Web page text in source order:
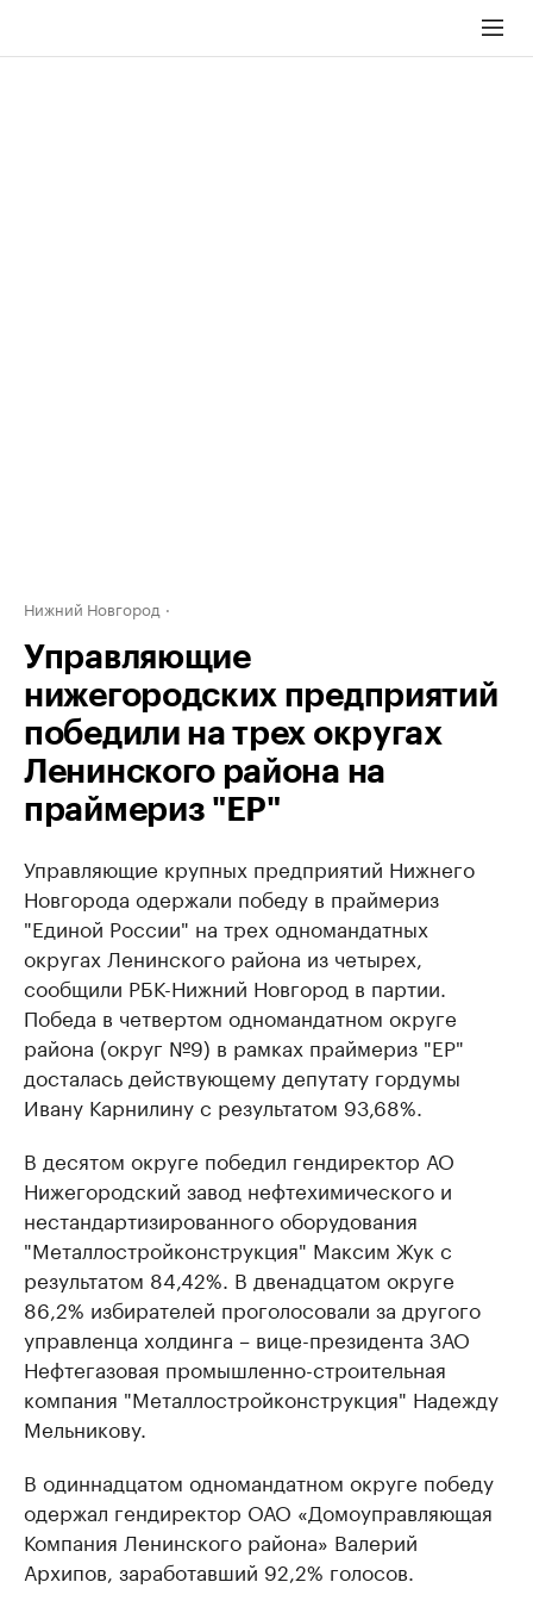
Нижний Новгород
Управляющие
нижегородских предприятий
победили на трех округах
Ленинского района на
праймериз "ЕР"
Управляющие крупных предприятий Нижнего
Новгорода одержали победу в праймериз
"Единой России" на трех одномандатных
округах Ленинского района из четырех,
сообщили РБК-Нижний Новгород в партии.
Победа в четвертом одномандатном округе
района (округ №9) в рамках праймериз "ЕР"
досталась действующему депутату гордумы
Ивану Карнилину с результатом 93,68%.
В десятом округе победил гендиректор АО
Нижегородский завод нефтехимического и
нестандартизированного оборудования
"Металлостройконструкция" Максим Жук с
результатом 84,42%. В двенадцатом округе
86,2% избирателей проголосовали за другого
управленца холдинга – вице-президента ЗАО
Нефтегазовая промышленно-строительная
компания "Металлостройконструкция" Надежду
Мельникову.
В одиннадцатом одномандатном округе победу
одержал гендиректор ОАО «Домоуправляющая
Компания Ленинского района» Валерий
Архипов, заработавший 92,2% голосов.